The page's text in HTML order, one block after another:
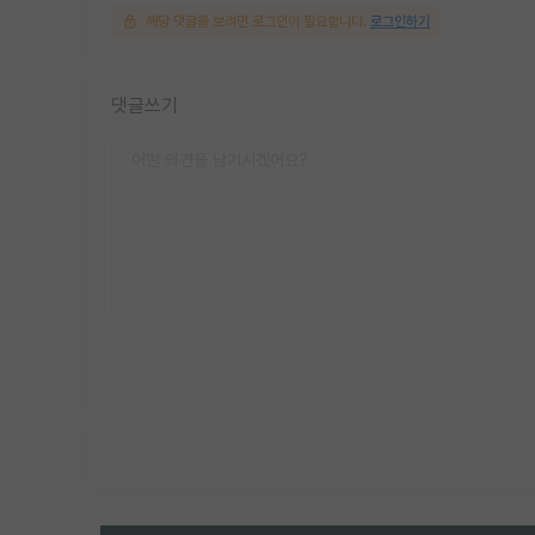
해당 댓글을 보려면 로그인이 필요합니다. 로그인하기
댓글쓰기